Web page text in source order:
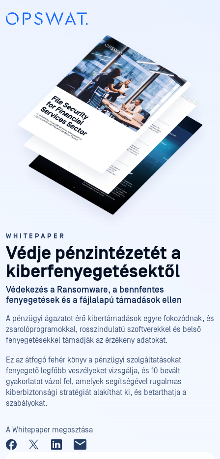
WHITEPAPER
Védje pénzintézetét a
kiberfenyegetésektől
Védekezés a Ransomware, a bennfentes
fenyegetések és a fájlalapú támadások ellen
A pénzügyi ágazatot érő kibertámadások egyre fokozódnak, és
zsarolóprogramokkal, rosszindulatú szoftverekkel és belső
fenyegetésekkel támadják az érzékeny adatokat.
Ez az átfogó fehér könyv a pénzügyi szolgáltatásokat
fenyegető legfőbb veszélyeket vizsgálja, és 10 bevált
gyakorlatot vázol fel, amelyek segítségével rugalmas
kiberbiztonsági stratégiát alakíthat ki, és betarthatja a
szabályokat.
A Whitepaper megosztása